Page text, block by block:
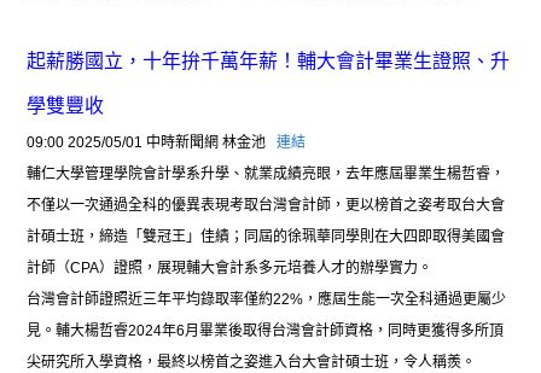
起薪勝國立，十年拚千萬年薪！輔大會計畢業生證照、升
學雙豐收
09:00 2025/05/01 中時新聞網 林金池連結
輔仁大學管理學院會計學系升學、就業成績亮眼，去年應屆畢業生楊哲睿，
不僅以一次通過全科的優異表現考取台灣會計師，更以榜首之姿考取台大會
計碩士班，締造「雙冠王」佳績；同屆的徐珮華同學則在大四即取得美國會
計師（CPA）證照，展現輔大會計系多元培養人才的辦學實力。
台灣會計師證照近三年平均錄取率僅約22%，應屆生能一次全科通過更屬少
見。輔大楊哲睿2024年6月畢業後取得台灣會計師資格，同時更獲得多所頂
尖研究所入學資格，最終以榜首之姿進入台大會計碩士班，令人稱羨。